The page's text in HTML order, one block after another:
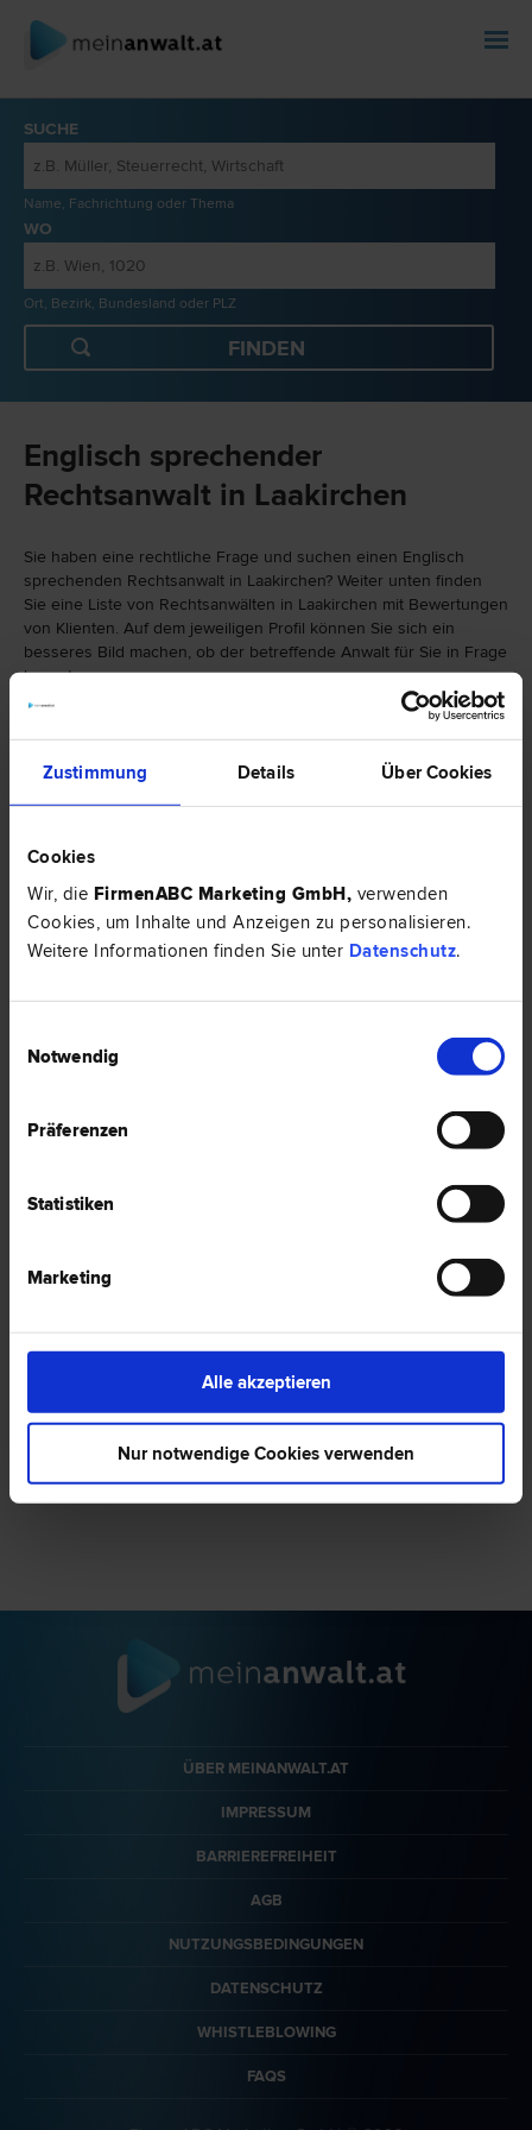
Zustimmung Details Über Cookies
Cookies
Wir, die FirmenABC Marketing GmbH, verwenden
Cookies, um Inhalte und Anzeigen zu personalisieren.
Weitere Informationen finden Sie unter Datenschutz.
Notwendig
Präferenzen
Statistiken
Marketing
Alle akzeptieren
Nur notwendige Cookies verwenden
SUCHE
Name, Fachrichtung oder Thema
WO
Ort, Bezirk, Bundesland oder PLZ
Englisch sprechender
Rechtsanwalt in Laakirchen
Sie haben eine rechtliche Frage und suchen einen Englisch
sprechenden Rechtsanwalt in Laakirchen? Weiter unten finden
Sie eine Liste von Rechtsanwälten in Laakirchen mit Bewertungen
von Klienten. Auf dem jeweiligen Profil können Sie sich ein
besseres Bild machen, ob der betreffende Anwalt für Sie in Frage
kommt.
Falls Sie einen Rechtsanwalt in Laakirchen mit einer bestimmten
Spezialisierung suchen, finden Sie hier eine Auswahl von
Rechtsbereichen:
1 Anwalt - Englisch in Laakirchen
Mag. Markus FRÖSCHL
4663 Laakirchen
0 Bewertungen
ÜBER MEINANWALT.AT
IMPRESSUM
BARRIEREFREIHEIT
AGB
NUTZUNGSBEDINGUNGEN
DATENSCHUTZ
WHISTLEBLOWING
FAQS